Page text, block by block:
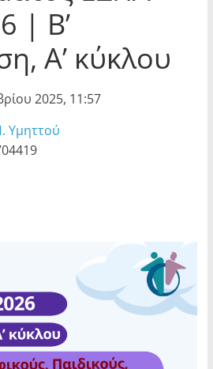
| Β’
Α’ κύκλου
2025, 11:57
Υμηττού